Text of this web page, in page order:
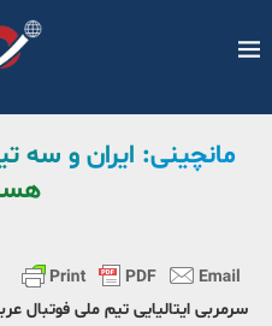
مانچینی: ایران و سه
سرمربی ایتالیایی تیم ملی فوتبال